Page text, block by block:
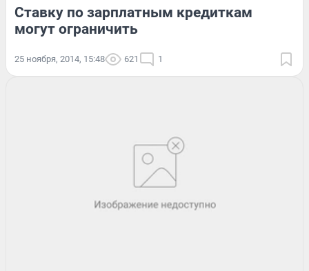
Ставку по зарплатным кредиткам
могут ограничить
25 ноября, 2014, 15:48 621 1